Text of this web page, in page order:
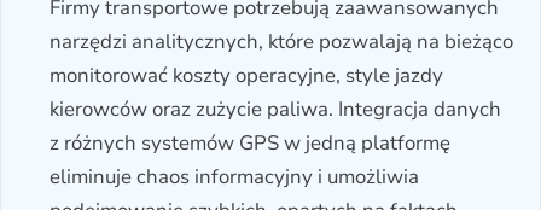
Firmy transportowe potrzebują zaawansowanych
narzędzi analitycznych, które pozwalają na bieżąco
monitorować koszty operacyjne, style jazdy
kierowców oraz zużycie paliwa. Integracja danych
z różnych systemów GPS w jedną platformę
eliminuje chaos informacyjny i umożliwia